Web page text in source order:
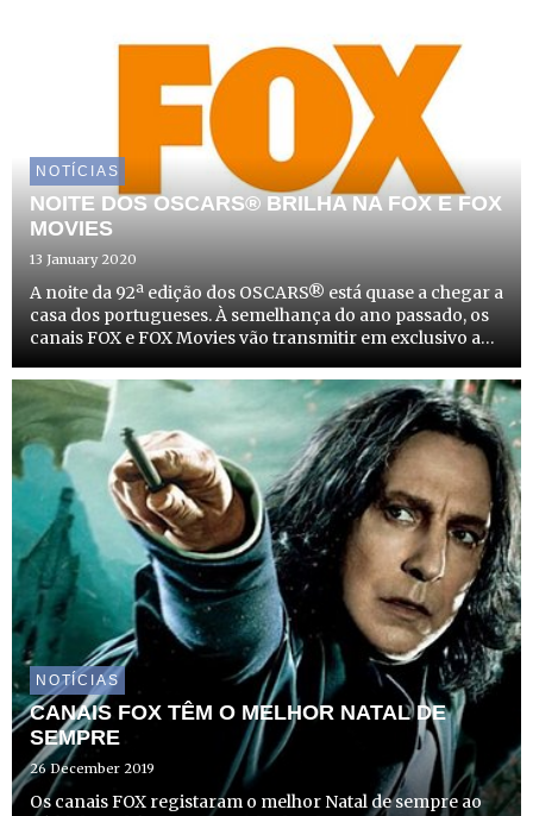
NOTÍCIAS
NOITE DOS OSCARS® BRILHA NA FOX E FOX
MOVIES
13 January 2020
A noite da 92ª edição dos OSCARS® está quase a chegar a
casa dos portugueses. À semelhança do ano passado, os
canais FOX e FOX Movies vão transmitir em exclusivo a
Cinematográficas, onde serão premiados os melhores t...
NOTÍCIAS
CANAIS FOX TÊM O MELHOR NATAL DE
SEMPRE
26 December 2019
Os canais FOX registaram o melhor Natal de sempre ao